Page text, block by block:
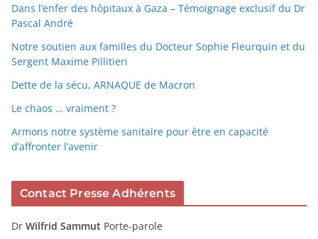
Dans l’enfer des hôpitaux à Gaza – Témoignage exclusif du Dr
Pascal André
Notre soutien aux familles du Docteur Sophie Fleurquin et du
Sergent Maxime Pillitieri
Dette de la sécu, ARNAQUE de Macron
Le chaos … vraiment ?
Armons notre système sanitaire pour être en capacité
d’affronter l’avenir
Contact Presse Adhérents
Dr Wilfrid Sammut Porte-parole